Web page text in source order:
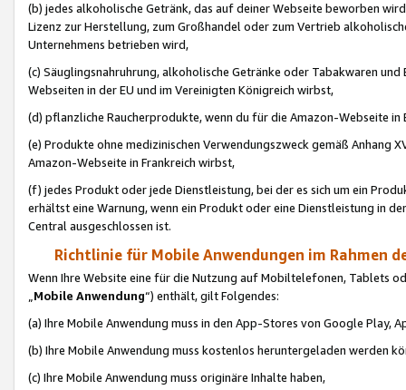
(b) jedes alkoholische Getränk, das auf deiner Webseite beworben
Lizenz zur Herstellung, zum Großhandel oder zum Vertrieb
Unternehmens betrieben wird,
(c) Säuglingsnahruhrung, alkoholische Getränke oder Tabakwaren
Webseiten in der EU und im Vereinigten Königreich wirbst,
(d) pflanzliche Raucherprodukte, wenn du für die Amazon-Webseite in
(e) Produkte ohne medizinischen Verwendungszweck gemäß Anhang
Amazon-Webseite in Frankreich wirbst,
(f) jedes Produkt oder jede Dienstleistung, bei der es sich um ein
erhältst eine Warnung, wenn ein Produkt oder eine Dienstleistung in
Central ausgeschlossen ist.
Richtlinie für Mobile Anwendungen im Rahmen
Wenn Ihre Website eine für die Nutzung auf Mobiltelefonen, Tablets
„Mobile Anwendung“) enthält, gilt Folgendes:
(a) Ihre Mobile Anwendung muss in den App-Stores von Google Play,
(b) Ihre Mobile Anwendung muss kostenlos heruntergeladen werden
(c) Ihre Mobile Anwendung muss originäre Inhalte haben,